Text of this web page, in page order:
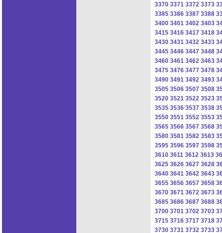
3370 3371 3372 3373
3385 3386 3387 3388
3400 3401 3402 3403
3415 3416 3417 3418
3430 3431 3432 3433
3445 3446 3447 3448
3460 3461 3462 3463
3475 3476 3477 3478
3490 3491 3492 3493
3505 3506 3507 3508
3520 3521 3522 3523
3535 3536 3537 3538
3550 3551 3552 3553
3565 3566 3567 3568
3580 3581 3582 3583
3595 3596 3597 3598
3610 3611 3612 3613
3625 3626 3627 3628
3640 3641 3642 3643
3655 3656 3657 3658
3670 3671 3672 3673
3685 3686 3687 3688
3700 3701 3702 3703
3715 3716 3717 3718
3730 3731 3732 3733